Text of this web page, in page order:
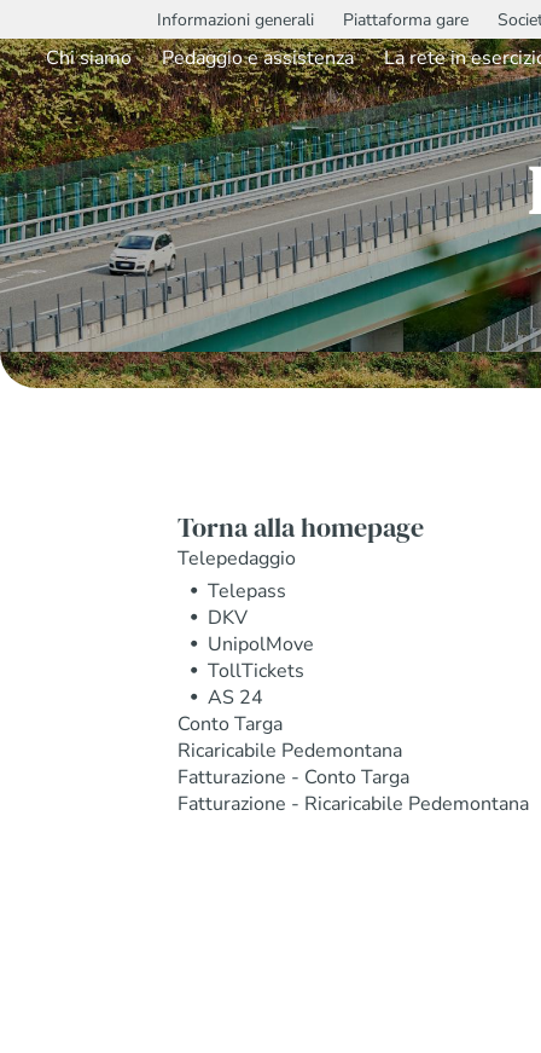
Informazioni generali Piattaforma gare
Chi siamo Pedaggio e assistenza La rete in
Torna alla homepage
Telepedaggio
Telepass
DKV
UnipolMove
TollTickets
AS 24
Conto Targa
Ricaricabile Pedemontana
Fatturazione - Conto Targa
Fatturazione - Ricaricabile Pedemontana